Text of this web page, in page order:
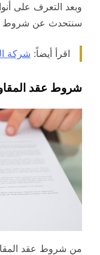
وبعد التعرف على
سنتحدث عن شروط
اقرأ أيضاً: شركة
شروط عقد
من شروط عقد